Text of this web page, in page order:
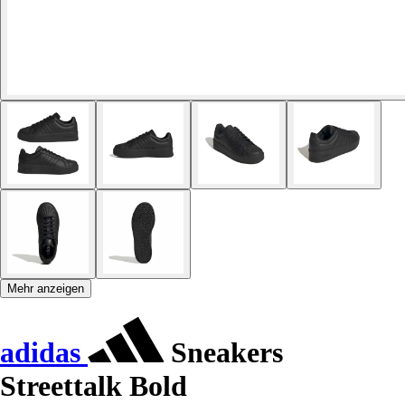
Mehr anzeigen
adidas
Sneakers
Streettalk Bold